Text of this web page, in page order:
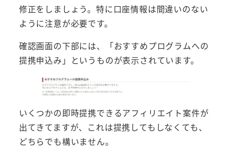
修正をしましょう。特に口座情報は間違いのない
ように注意が必要です。
確認画面の下部には、「おすすめプログラムへの
提携申込み」というものが表示されています。
いくつかの即時提携できるアフィリエイト案件が
出てきてますが、これは提携してもしなくても、
どちらでも構いません。